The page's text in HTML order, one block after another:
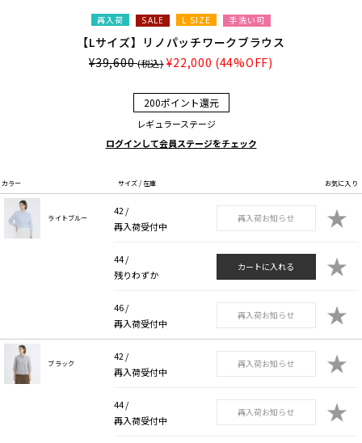
再入荷 SALE L SIZE 手洗い可
【Lサイズ】リノパッチワークブラウス
¥39,600(税込) ¥22,000 (44%OFF)
200ポイント還元
レギュラーステージ
ログインして会員ステージをチェック
カラー サイズ / 在庫 お気に入り
ライトブルー
42 /
再入荷受付中
再入荷お知らせ ★
44 /
残りわずか
カートに入れる ★
46 /
再入荷受付中
再入荷お知らせ ★
ブラック
42 /
再入荷受付中
再入荷お知らせ ★
44 /
再入荷受付中
再入荷お知らせ ★